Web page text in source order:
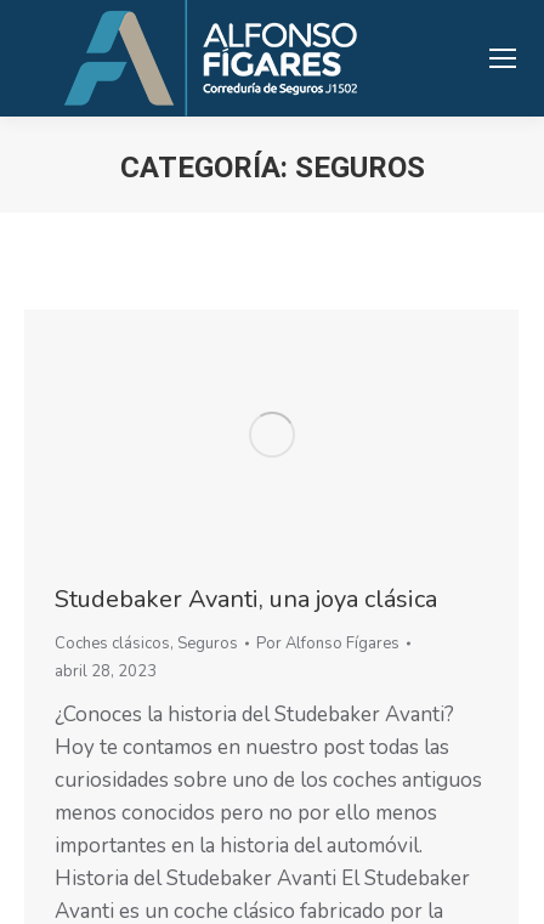
CATEGORÍA: SEGUROS
Studebaker Avanti, una joya clásica
Coches clásicos, Seguros PorAlfonso Fígares
abril 28, 2023
¿Conoces la historia del Studebaker Avanti?
Hoy te contamos en nuestro post todas las
curiosidades sobre uno de los coches antiguos
menos conocidos pero no por ello menos
importantes en la historia del automóvil.
Historia del Studebaker Avanti El Studebaker
Avanti es un coche clásico fabricado por la